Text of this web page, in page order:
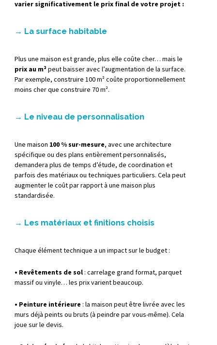
variersignificativement le prix final de votre projet :
→ La surface habitable
Plus une maison estgrande, plus elle coûte cher… mais le
prix au m²peutbaisseravec l’augmentation de la surface.
Parexemple, construire 100m²coûte proportionnellement
moins cherque construire 70m².
→ Le niveau de personnalisation
Une maison 100 %sur-mesure, avec une architecture
spécifique ou des plans entièrementpersonnalisés,
demandera plus de temps d’étude, de coordination et
parfois des matériauxou techniques particuliers. Cela peut
augmenterle coûtparrapportà une maison plus
standardisée.
→ Les matériaux et finitions choisis
Chaque élémenttechnique a un impactsurle budget :
• Revêtements de sol : carrelage grand format, parquet
massifou vinyle… les prixvarientbeaucoup.
• Peinture intérieure : la maison peut être livrée avec les
murs déjà peints ou bruts (à peindre par vous-même). Cela
joue surle devis.